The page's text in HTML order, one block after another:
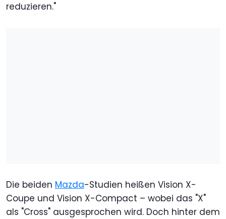
reduzieren."
Die beiden Mazda-Studien heißen Vision X-
Coupe und Vision X-Compact – wobei das "X"
als "Cross" ausgesprochen wird. Doch hinter dem